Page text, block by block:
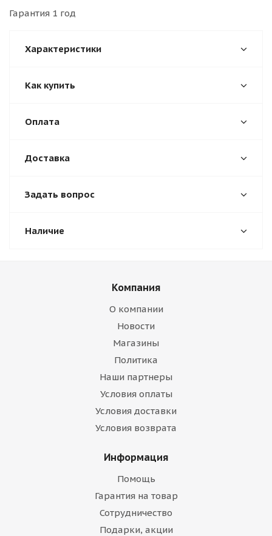
Гарантия 1 год
Характеристики
Как купить
Оплата
Доставка
Задать вопрос
Наличие
Компания
О компании
Новости
Магазины
Политика
Наши партнеры
Условия оплаты
Условия доставки
Условия возврата
Информация
Помощь
Гарантия на товар
Сотрудничество
Подарки, акции